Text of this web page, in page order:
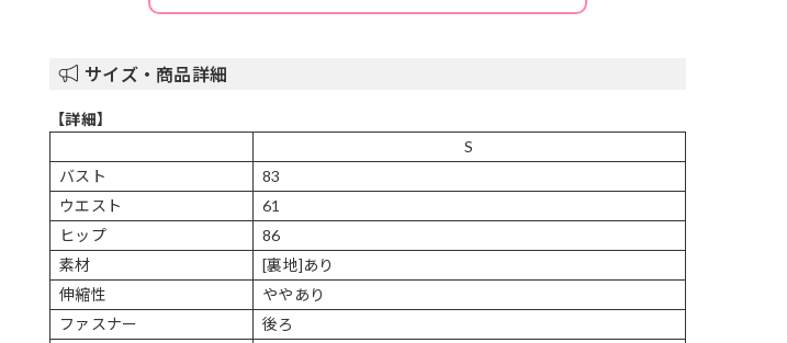
サイズ・商品詳細
【詳細】
S
バスト
83
ウエスト
61
ヒップ
86
素材
[裏地]あり
伸縮性
ややあり
ファスナー
後ろ